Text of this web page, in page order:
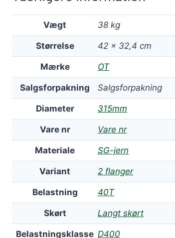
Vægt 38 kg
Størrelse 42 × 32,4 cm
Mærke OT
Salgsforpakning Salgsforpakning
Diameter 315mm
Vare nr Vare nr
Materiale SG-jern
Variant 2 flanger
Belastning 40T
Skørt Langt skørt
Belastningsklasse D400